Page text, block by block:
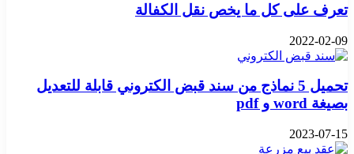
تعرف على كل ما يخص نقل الكفالة
2022-02-09
تحميل 5 نماذج من سند قبض الكتروني قابلة للتعديل
بصيغة word و pdf
2023-07-15